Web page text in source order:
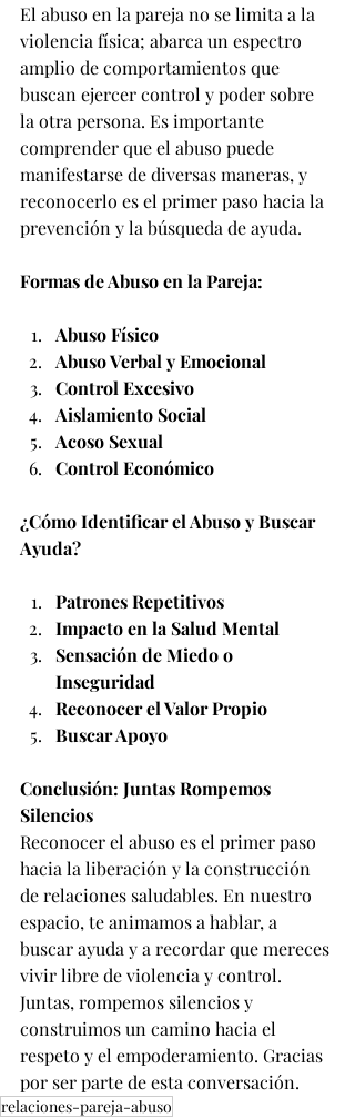
El abuso en la pareja no se limita a la
violencia física; abarca un espectro
amplio de comportamientos que
buscan ejercer control y poder sobre
la otra persona. Es importante
comprender que el abuso puede
manifestarse de diversas maneras, y
reconocerlo es el primer paso hacia la
prevención y la búsqueda de ayuda.
Formas de Abuso en la Pareja:
Abuso Físico
Abuso Verbal y Emocional
Control Excesivo
Aislamiento Social
Acoso Sexual
Control Económico
¿Cómo Identificar el Abuso y Buscar
Ayuda?
Patrones Repetitivos
Impacto en la Salud Mental
Sensación de Miedo o
Inseguridad
Reconocer el Valor Propio
Buscar Apoyo
Conclusión: Juntas Rompemos
Silencios
Reconocer el abuso es el primer paso
hacia la liberación y la construcción
de relaciones saludables. En nuestro
espacio, te animamos a hablar, a
buscar ayuda y a recordar que mereces
vivir libre de violencia y control.
Juntas, rompemos silencios y
construimos un camino hacia el
respeto y el empoderamiento. Gracias
por ser parte de esta conversación.
relaciones-pareja-abuso